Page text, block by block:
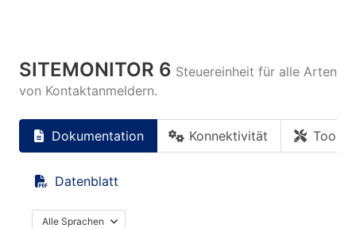
SITEMONITOR 6 Steuereinheit für alle Arten
von Kontaktanmeldern.
Dokumentation Konnektivität Tools
Datenblatt
Alle Sprachen